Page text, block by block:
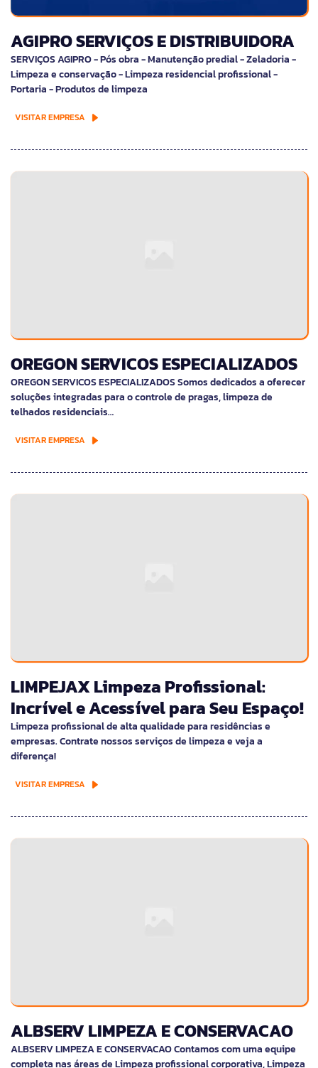
AGIPRO SERVIÇOS E DISTRIBUIDORA
SERVIÇOS AGIPRO - Pós obra - Manutenção predial - Zeladoria -
Limpeza e conservação - Limpeza residencial profissional -
Portaria - Produtos de limpeza
VISITAR EMPRESA
OREGON SERVICOS ESPECIALIZADOS
OREGON SERVICOS ESPECIALIZADOS Somos dedicados a oferecer
soluções integradas para o controle de pragas, limpeza de
telhados residenciais…
VISITAR EMPRESA
LIMPEJAX Limpeza Profissional:
Incrível e Acessível para Seu Espaço!
Limpeza profissional de alta qualidade para residências e
empresas. Contrate nossos serviços de limpeza e veja a
diferença!
VISITAR EMPRESA
ALBSERV LIMPEZA E CONSERVACAO
ALBSERV LIMPEZA E CONSERVACAO Contamos com uma equipe
completa nas áreas de Limpeza profissional corporativa, Limpeza